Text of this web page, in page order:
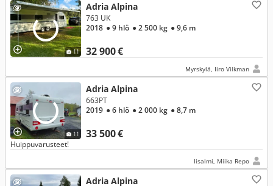
11
Adria Alpina
32 900 €
763 UK
2018 ● 9 hlö ● 2 500 kg ● 9,6 m
Myrskylä, Iiro Vilkman
11
Adria Alpina
33 500 €
663PT
2019 ● 6 hlö ● 2 000 kg ● 8,7 m
Huippuvarusteet!
Iisalmi, Miika Repo
Adria Alpina